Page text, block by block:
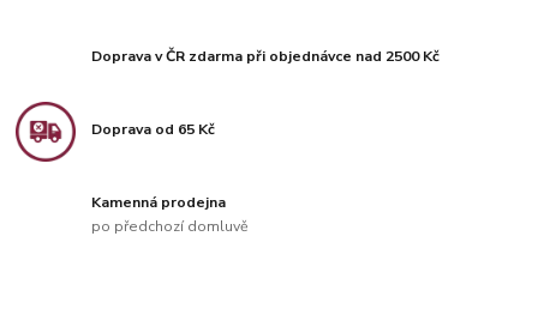
Doprava v ČR zdarma při objednávce nad 2500 Kč
Doprava od 65 Kč
Kamenná prodejna
po předchozí domluvě